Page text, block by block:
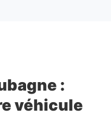
:
véhicule